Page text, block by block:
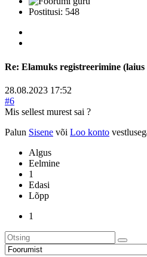
Postitusi: 548
Re: Elamuks registreerimine (laius
28.08.2023 17:52
#6
Mis sellest murest sai ?
Palun Sisene või Loo konto
Algus
Eelmine
1
Edasi
Lõpp
1